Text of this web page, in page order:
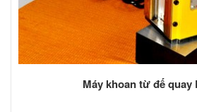
Máy khoan từ đế quay